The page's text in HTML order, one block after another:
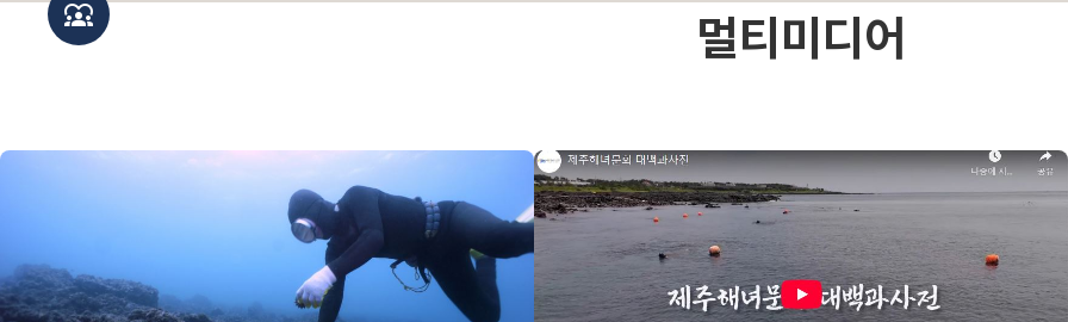
diversity_1 멀티미디어